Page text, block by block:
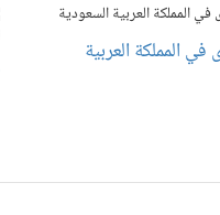
المملكة العربية